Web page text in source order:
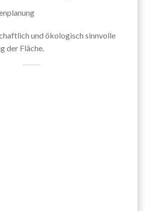
und ökologisch sinnvolle
der Fläche.